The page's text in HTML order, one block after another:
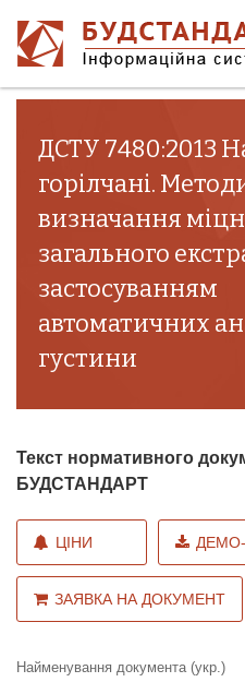
ДСТУ 7480:2013
горілчані.
визначання
загального
застосуванням
автоматичних
густини
Текст нормативного
БУДСТАНДАРТ
ЦІНИ
ЗАЯВКА НА ДОКУМЕНТ
Найменування документа (укр.)